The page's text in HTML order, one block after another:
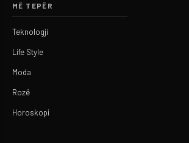
MË TEPËR
Teknologji
Life Style
Moda
Rozë
Horoskopi